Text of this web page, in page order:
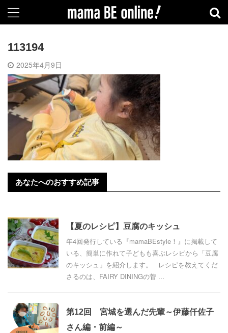
113194
2025年4月9日
あなたへのおすすめ記事
【夏のレシピ】豆腐のキッシュ
年4回発行している『mamaBEstyle！』に掲載して
いる、簡単に作れて子どもも喜ぶレシピから「豆腐
のキッシュ」を紹介します。 レシピを教えてくだ
さるのは、FAIRY DININGの菅 ...
第12回 宮城を選んだ先輩～伊藤仟佐子
さん編・前編～